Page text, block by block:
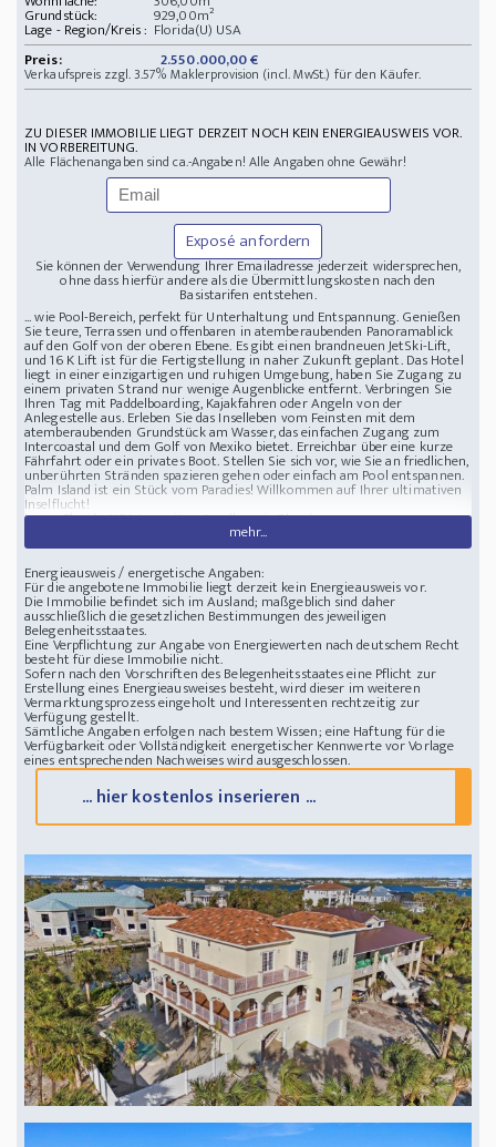
Grundstück: 929,00m²
Lage - Region/Kreis : Florida(U) USA
Preis:
2.550.000,00 €
Verkaufspreis zzgl. 3.57% Maklerprovision (incl. MwSt.) für den Käufer.
ZU DIESER IMMOBILIE LIEGT DERZEIT NOCH KEIN ENERGIEAUSWEIS VOR.
IN VORBEREITUNG.
Alle Flächenangaben sind ca.-Angaben! Alle Angaben ohne Gewähr!
Exposé anfordern
Sie können der Verwendung Ihrer Emailadresse jederzeit widersprechen,
ohne dass hierfür andere als die Übermittlungskosten nach den
Basistarifen entstehen.
... wie Pool-Bereich, perfekt für Unterhaltung und Entspannung. Genießen
Sie teure, Terrassen und offenbaren in atemberaubenden Panoramablick
auf den Golf von der oberen Ebene. Es gibt einen brandneuen JetSki-Lift,
und 16 K Lift ist für die Fertigstellung in naher Zukunft geplant. Das Hotel
liegt in einer einzigartigen und ruhigen Umgebung, haben Sie Zugang zu
einem privaten Strand nur wenige Augenblicke entfernt. Verbringen Sie
Ihren Tag mit Paddelboarding, Kajakfahren oder Angeln von der
Anlegestelle aus. Erleben Sie das Inselleben vom Feinsten mit dem
atemberaubenden Grundstück am Wasser, das einfachen Zugang zum
Intercoastal und dem Golf von Mexiko bietet. Erreichbar über eine kurze
Fährfahrt oder ein privates Boot. Stellen Sie sich vor, wie Sie an friedlichen,
unberührten Stränden spazieren gehen oder einfach am Pool entspannen.
Palm Island ist ein Stück vom Paradies! Willkommen auf Ihrer ultimativen
Inselflucht!
Lage : Florida, USALuxuriöses Inselhaus in Florida
mehr...
Energieausweis / energetische Angaben:
Für die angebotene Immobilie liegt derzeit kein Energieausweis vor.
Die Immobilie befindet sich im Ausland; maßgeblich sind daher
ausschließlich die gesetzlichen Bestimmungen des jeweiligen
Belegenheitsstaates.
Eine Verpflichtung zur Angabe von Energiewerten nach deutschem Recht
besteht für diese Immobilie nicht.
Sofern nach den Vorschriften des Belegenheitsstaates eine Pflicht zur
Erstellung eines Energieausweises besteht, wird dieser im weiteren
Vermarktungsprozess eingeholt und Interessenten rechtzeitig zur
Verfügung gestellt.
Sämtliche Angaben erfolgen nach bestem Wissen; eine Haftung für die
Verfügbarkeit oder Vollständigkeit energetischer Kennwerte vor Vorlage
eines entsprechenden Nachweises wird ausgeschlossen.
... hier kostenlos inserieren ...